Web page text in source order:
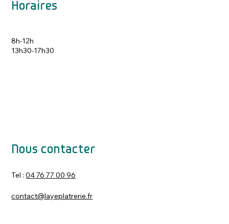
Horaires
8h-12h
13h30-17h30
Nous contacter
Tel :04 76 77 00 96
contact@layeplatrerie.fr